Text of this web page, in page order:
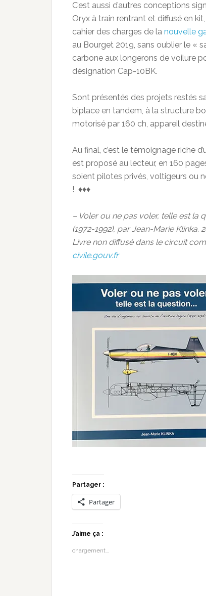
C’est aussi d’autres conceptions
Oryx à train rentrant et diffusé en
cahier des charges de la nouvelle
au Bourget 2019, sans oublier le «
carbone aux longerons de voilure
désignation Cap-10BK.
Sont présentés des projets restés
biplace en tandem, à la structure
motorisé par 160 ch, appareil
Au final, c’est le témoignage riche
est proposé au lecteur, en 160
soient pilotes privés, voltigeurs ou
! ♦♦♦
– Voler ou ne pas voler, telle est la
(1972-1992), par Jean-Marie Klinka.
Livre non diffusé dans le circuit
civile.gouv.fr
Partager :
Partager
J’aime ça :
chargement…